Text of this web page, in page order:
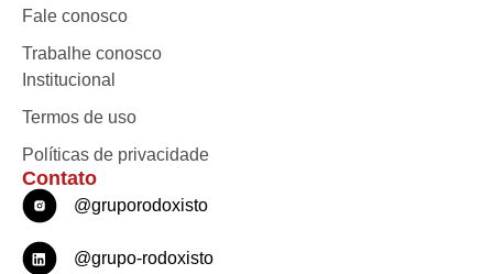
Fale conosco
Trabalhe conosco
Institucional
Termos de uso
Políticas de privacidade
Contato
@gruporodoxisto
@grupo-rodoxisto